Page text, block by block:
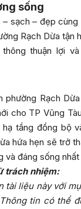
sống
– sạch – đẹp
Rạch Dừa tận
thuận lợi
phường Rạch
cho TP Vũng
tầng đồng bộ
hứa hẹn sẽ trở
và đáng sống
trách nhiệm:
tài liệu này với
tin có thể